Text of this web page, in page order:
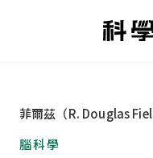
菲爾茲（R. Douglas
腦科學